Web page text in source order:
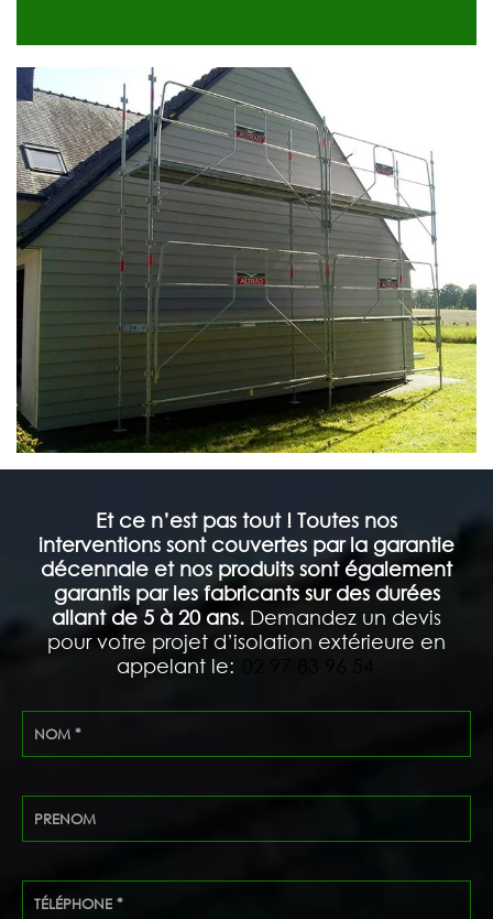
Et ce n’est pas tout ! Toutes nos
interventions sont couvertes par la garantie
décennale et nos produits sont également
garantis par les fabricants sur des durées
allant de 5 à 20 ans. Demandez un devis
pour votre projet d’isolation extérieure en
appelant le: